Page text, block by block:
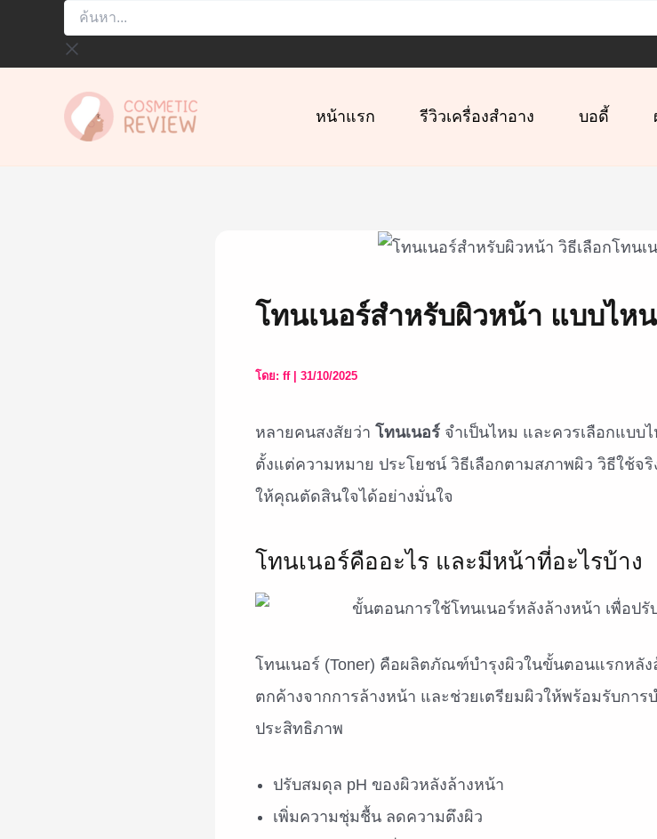
ค้นหา...
หน้าแรก รีวิวเครื่องสำอาง บอดี้
โทนเนอร์สำหรับผิวหน้า แบบไห
โดย: ff 31/10/2025
หลายคนสงสัยว่า โทนเนอร์ จำเป็นไหม และควรเลือกแบ
ตั้งแต่ความหมาย ประโยชน์ วิธีเลือกตามสภาพผิว วิธีใช้จ
ให้คุณตัดสินใจได้อย่างมั่นใจ
โทนเนอร์คืออะไร และมีหน้าที่อะไรบ้าง
โทนเนอร์ (Toner) คือผลิตภัณฑ์บำรุงผิวในขั้นตอนแรกหลั
ตกค้างจากการล้างหน้า และช่วยเตรียมผิวให้พร้อมรับการ
ประสิทธิภาพ
ปรับสมดุล pH ของผิวหลังล้างหน้า
เพิ่มความชุ่มชื้น ลดความตึงผิว